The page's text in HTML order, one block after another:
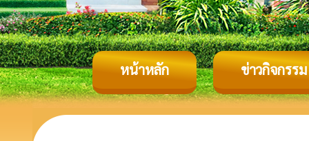
หน้าหลัก ข่าวกิจกรรม